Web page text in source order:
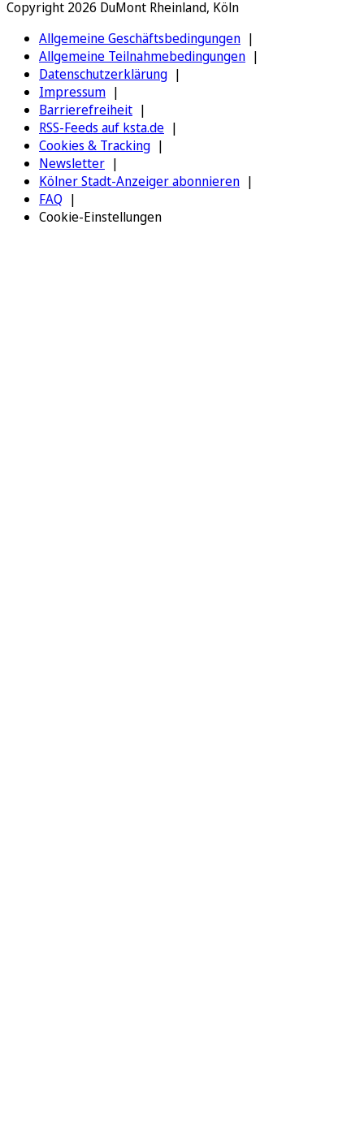
Copyright 2026 DuMont Rheinland, Köln
Allgemeine Geschäftsbedingungen
Allgemeine Teilnahmebedingungen
Datenschutzerklärung
Impressum
Barrierefreiheit
RSS-Feeds auf ksta.de
Cookies & Tracking
Newsletter
Kölner Stadt-Anzeiger abonnieren
FAQ
Cookie-Einstellungen